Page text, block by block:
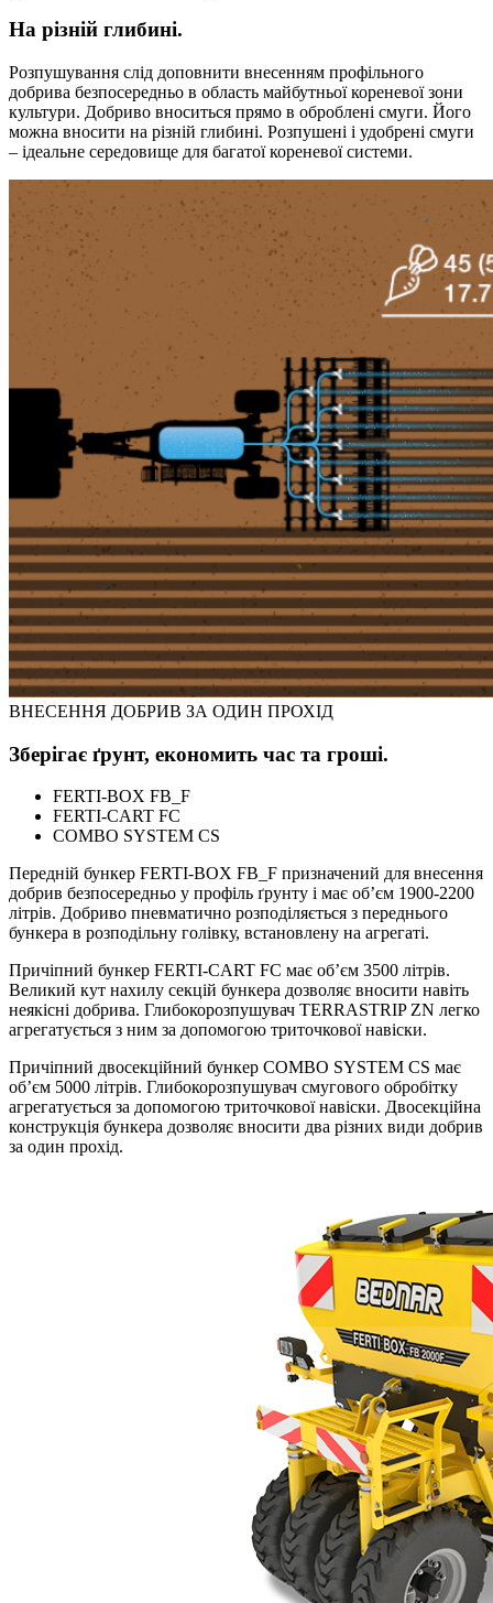
На різній глибині.
Розпушування слід доповнити внесенням профільного
добрива безпосередньо в область майбутньої кореневої зони
культури. Добриво вноситься прямо в оброблені смуги. Його
можна вносити на різній глибині. Розпушені і удобрені смуги
– ідеальне середовище для багатої кореневої системи.
ВНЕСЕННЯ ДОБРИВ ЗА ОДИН ПРОХІД
Зберігає ґрунт, економить час та гроші.
FERTI-BOX FB_F
FERTI-CART FC
COMBO SYSTEM CS
Передній бункер FERTI-BOX FB_F призначений для внесення
добрив безпосередньо у профіль ґрунту і має об’єм 1900-2200
літрів. Добриво пневматично розподіляється з переднього
бункера в розподільну голівку, встановлену на агрегаті.
Причіпний бункер FERTI-CART FC має об’єм 3500 літрів.
Великий кут нахилу секцій бункера дозволяє вносити навіть
неякісні добрива. Глибокорозпушувач TERRASTRIP ZN легко
агрегатується з ним за допомогою триточкової навіски.
Причіпний двосекційний бункер COMBO SYSTEM CS має
об’єм 5000 літрів. Глибокорозпушувач смугового обробітку
агрегатується за допомогою триточкової навіски. Двосекційна
конструкція бункера дозволяє вносити два різних види добрив
за один прохід.